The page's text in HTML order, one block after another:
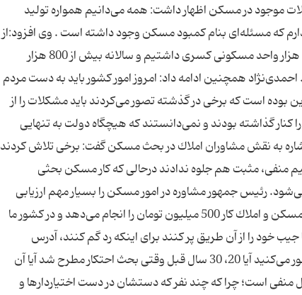
موجود در مسكن اظهار داشت: همه می‌دانیم همواره تولید
بوده است و از 42 یا 43 سال قبل یاد دارم كه مسئله‌ای بنام كمبود مسكن وجود داشته است . وی افزود:از
زمانی كه آقای سعیدی‌كیا حضور پیدا كردند ما یك میلیون و 600 هزار واحد مسكونی كسری داشتیم و سالانه بیش از 800 هزار
همچنین ادامه داد: امروز امور كشور باید به دست مردم
بوده است كه برخی در گذشته تصور می‌كردند باید مشكلات را از
گذاشته بودند و نمی‌دانستند كه هیچگاه دولت به تنهایی
داشت. وی با اشاره به نقش مشاوران املاك در بحث مسكن گفت: برخی تلاش كردند
منفی، مثبت هم جلوه ندادند درحالی كه كار مسكن بحثی
رئیس جمهور مشاوره در امور مسكن را بسیار مهم ارزیابی
كرد و گفت: بسیاری از اوقات مشورت با یك انسان باتجربه در امر مسكن و املاك كار 500 میلیون تومان را انجام می‌دهد و در كشور ما
خود را از آن طریق پر كنند برای اینكه رد گم كنند، آدرس
اشتباهی به مردم می‌دهند. احمدی‌نژاد همچنین ادامه داد: تصور می‌كنید آیا 20، 30 سال قبل وقتی بحث احتكار مطرح شد آیا آن
منفی است؛ چرا كه چند نفر كه دستشان در دست اختیاردارها و